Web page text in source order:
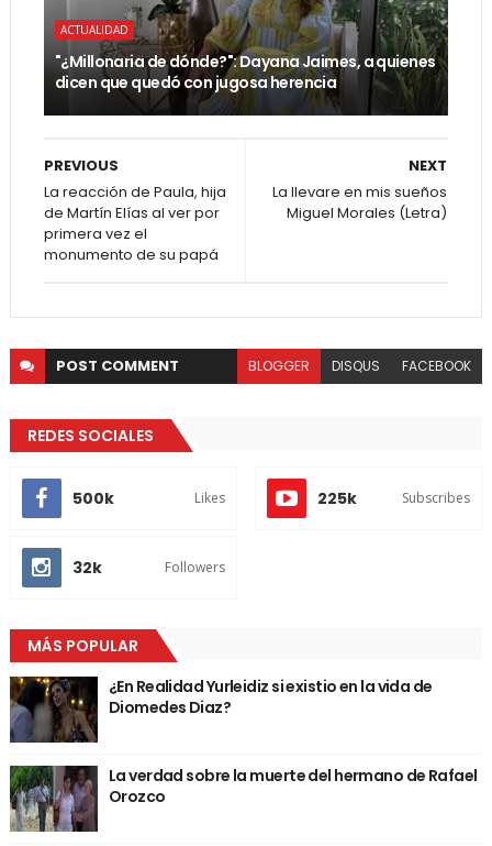
ACTUALIDAD
"¿Millonaria de dónde?": Dayana Jaimes, a quienes
dicen que quedó con jugosa herencia
NEXT
La llevare en mis sueños
Miguel Morales (Letra)
PREVIOUS
La reacción de Paula, hija
de Martín Elías al ver por
primera vez el
monumento de su papá
POST COMMENT BLOGGER DISQUS FACEBOOK
REDES SOCIALES
500k Likes 225k Subscribes
32k Followers
MÁS POPULAR
¿En Realidad Yurleidiz si existio en la vida de
Diomedes Diaz?
La verdad sobre la muerte del hermano de Rafael
Orozco